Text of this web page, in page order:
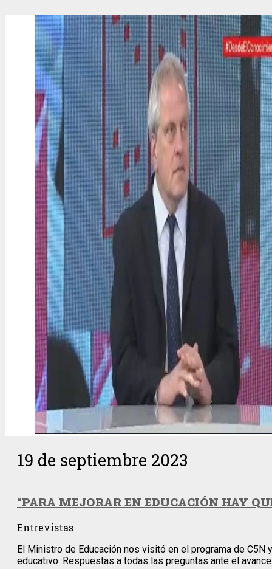
19 de septiembre 2023
“PARA MEJORAR EN EDUCACIÓN HAY
Entrevistas
El Ministro de Educación nos visitó en el programa de
educativo. Respuestas a todas las preguntas ante el